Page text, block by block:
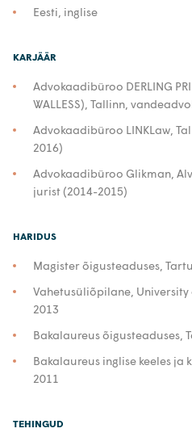
Eesti, inglise
KARJÄÄR
Advokaadibüroo DERLING
WALLESS), Tallinn,
Advokaadibüroo LINKLaw,
2016)
Advokaadibüroo Glikman,
jurist (2014-2015)
HARIDUS
Magister õigusteaduses,
Vahetusüliõpilane, University
2013
Bakalaureus õigusteaduses,
Bakalaureus inglise keeles ja
2011
TEHINGUD